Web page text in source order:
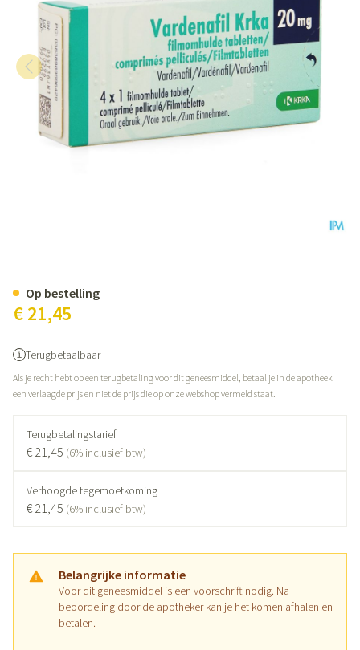
€ 21,45
Terugbetaalbaar
Als je recht hebt op een terugbetaling voor dit geneesmiddel, betaal je in de apotheek
een verlaagde prijs en niet de prijs die op onze webshop vermeld staat.
Terugbetalingstarief
€ 21,45 (6% inclusief btw)
Verhoogde tegemoetkoming
€ 21,45 (6% inclusief btw)
Belangrijke informatie
Voor dit geneesmiddel is een voorschrift nodig. Na
beoordeling door de apotheker kan je het komen afhalen en
betalen.
Op bestelling